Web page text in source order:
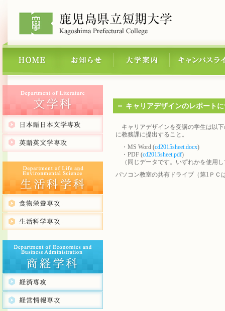
キャリアデザインのレポート
キャリアデザインを受講の学生は以
に教務課に提出すること。
・MS Word (cd2015sheet.docx)
・PDF (cd2015sheet.pdf)
（同じデータです。いずれかを使用
パソコン教室の共有ドライブ（第1ＰＣ